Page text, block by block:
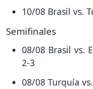
10/08 Brasil vs.
Semifinales
08/08 Brasil vs.
2-3
08/08 Turquía